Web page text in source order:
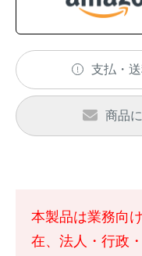
支払・
商品
本製品は業務向
在、法人・行政